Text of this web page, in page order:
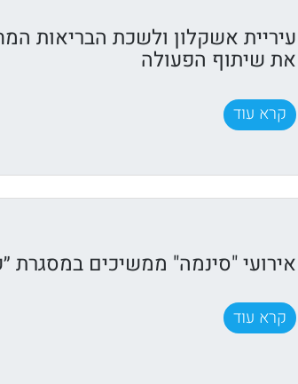
עיריית אשקלון ולשכת הבריאות
את שיתוף הפעולה
קרא עוד
אירועי "סינמה" ממשיכים במסגרת
קרא עוד